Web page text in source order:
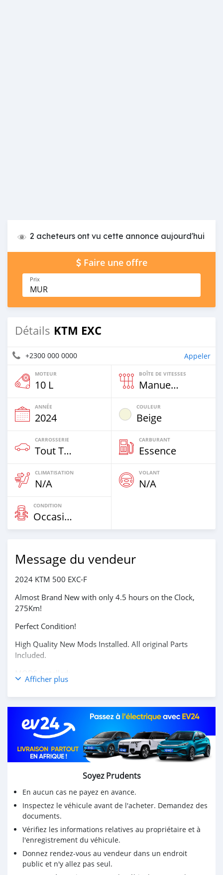
2 acheteurs ont vu cette annonce aujourd'hui
Faire une offre
Prix
MUR
Détails KTM EXC
+2300 000 0000 Appeler
MOTEUR
10 L
BOÎTE DE VITESSES
Manuelle
ANNÉE
2024
COULEUR
Beige
CARROSSERIE
Tout Terrain
CARBURANT
Essence
CLIMATISATION
N/A
VOLANT
N/A
CONDITION
Occasion
Message du vendeur
2024 KTM 500 EXC-F
Almost Brand New with only 4.5 hours on the Clock,
275Km!
Perfect Condition!
High Quality New Mods Installed. All original Parts
Included.
- Seat Concepts Comfort Seat
- TUBliss Tire Tubes
- XC Gear Mako 360 Anti-Vibration Handlebar Mount
- Double Take Mirrors - Foldable
PLUS Lot’s of Included Extras:
- Lift Assisted Bike Stand
- Tire Changing Rack
- Bike Cover
- Wheel Lock
- 3 New Motorex Engine Oils
- Oil Pan
- Chain Lube
- New Chain Cleaning Brush
- Extra New Original Air Filter
Afficher plus
Soyez Prudents
En aucun cas ne payez en avance.
Inspectez le véhicule avant de l'acheter. Demandez des
documents.
Vérifiez les informations relatives au propriétaire et à
l'enregistrement du véhicule.
Donnez rendez-vous au vendeur dans un endroit
public et n'y allez pas seul.